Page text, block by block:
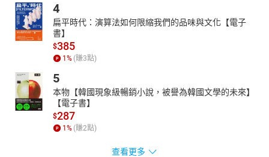
4
扁平時代：演算法如何限縮我們的品味與文化【電子
書】
$385
1% (賺3點)
5
本物【韓國現象級暢銷小說，被譽為韓國文學的未來】
【電子書】
$287
1% (賺2點)
查看更多